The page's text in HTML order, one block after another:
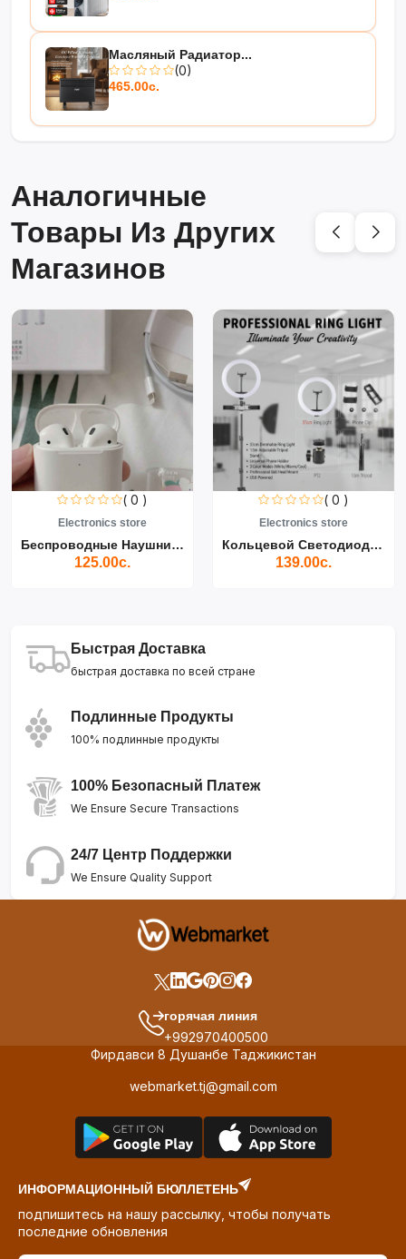
Масляный Радиатор...
(0)
465.00с.
Аналогичные
Товары Из Других
Магазинов
( 0 )
Electronics store
Беспроводные Наушники Air...
125.00с.
( 0 )
Electronics store
Кольцевой Светодиодный Св...
139.00с.
Быстрая Доставка
быстрая доставка по всей стране
Подлинные Продукты
100% подлинные продукты
100% Безопасный Платеж
We Ensure Secure Transactions
24/7 Центр Поддержки
We Ensure Quality Support
горячая линия
+992970400500
Фирдавси 8 Душанбе Таджикистан
webmarket.tj@gmail.com
ИНФОРМАЦИОННЫЙ БЮЛЛЕТЕНЬ
подпишитесь на нашу рассылку, чтобы получать
последние обновления